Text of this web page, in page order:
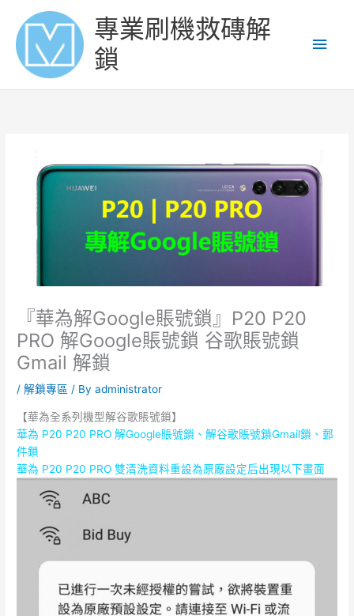
content
專業刷機救磚解
鎖
『華為解Google賬號鎖』P20 P20
PRO 解Google賬號鎖 谷歌賬號鎖
Gmail 解鎖
/解鎖專區 / Byadministrator
【華為全系列機型解谷歌賬號鎖】
華為 P20 P20 PRO 解Google賬號鎖、解谷歌賬號鎖Gmail鎖、郵
件鎖
華為 P20 P20 PRO 雙清洗資料重設為原廠設定后出現以下畫面